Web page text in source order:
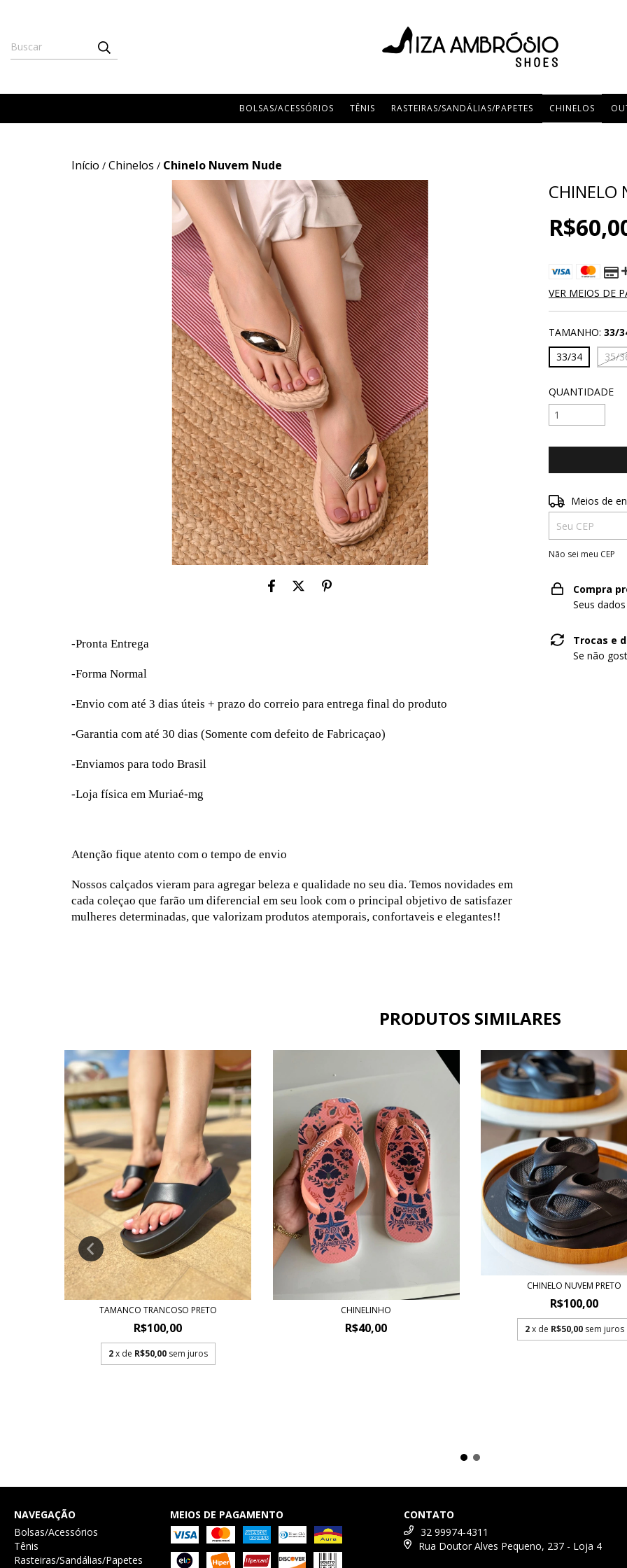
BOLSAS/ACESSÓRIOS TÊNIS RASTEIRAS/SANDÁLIAS/PAPETES CHINELOS
Início / Chinelos / Chinelo Nuvem Nude
-Pronta Entrega
-Forma Normal
-Envio com até 3 dias úteis + prazo do correio para entrega final do produto
-Garantia com até 30 dias (Somente com defeito de Fabricaçao)
-Enviamos para todo Brasil
-Loja física em Muriaé-mg
Atenção fique atento com o tempo de envio
Nossos calçados vieram para agregar beleza e qualidade no seu dia. Temos novidades em
cada coleçao que farão um diferencial em seu look com o principal objetivo de satisfazer
mulheres determinadas, que valorizam produtos atemporais, confortaveis e elegantes!!
CHINELO
VER MEIOS DE
TAMANHO: 33/
33/34
35/
QUANTIDADE
Entregas para o
Meios de
Não sei meu CEP
Compra
Seus
Trocas e
Se não
PRODUTOS SIMILARES
TAMANCO TRANCOSO PRETO
R$100,00
2x de R$50,00 sem juros
CHINELINHO
R$40,00
CHINELO NUVEM PRETO
R$100,00
2x de R$50,00 sem juros
NAVEGAÇÃO
Bolsas/Acessórios
Tênis
Rasteiras/Sandálias/Papetes
MEIOS DE PAGAMENTO
CONTATO
32 99974-4311
Rua Doutor Alves Pequeno, 237 - Loja 4